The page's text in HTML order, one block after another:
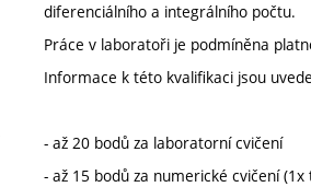
diferenciálního a integrálního počtu.
Práce v laboratoři je podmíněna
Informace k této kvalifikaci jsou
- až 20 bodů za laboratorní cvičení
- až 15 bodů za numerické cvičení